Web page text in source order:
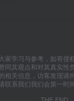
家学习与参考，如有侵
其观点和对其真实性负
关信息，访客发现请
系我们我们会第一时间